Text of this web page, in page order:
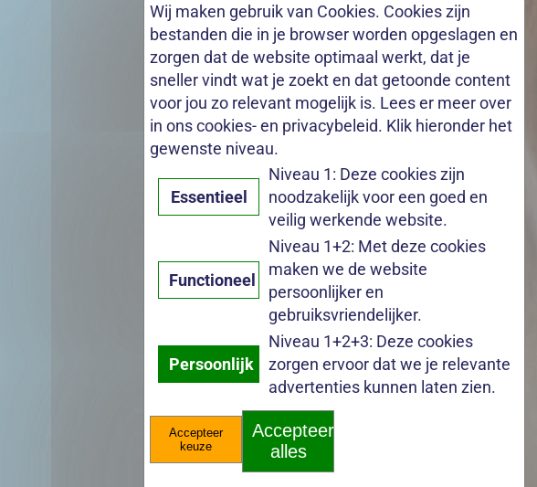
Wij maken gebruik van Cookies. Cookies zijn
bestanden die in je browser worden opgeslagen en
zorgen dat de website optimaal werkt, dat je
sneller vindt wat je zoekt en dat getoonde content
voor jou zo relevant mogelijk is. Lees er meer over
in ons cookies- en privacybeleid. Klik hieronder het
gewenste niveau.
Essentieel
Niveau 1: Deze cookies zijn
noodzakelijk voor een goed en
veilig werkende website.
Functioneel
Niveau 1+2: Met deze cookies
maken we de website
persoonlijker en
gebruiksvriendelijker.
Persoonlijk
Niveau 1+2+3: Deze cookies
zorgen ervoor dat we je relevante
advertenties kunnen laten zien.
Accepteer
keuze
Accepteer
alles